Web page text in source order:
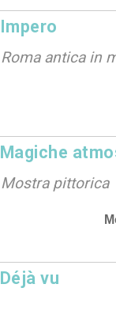
Impero
Roma antica in
Magiche
Mostra pittorica
Déjà vu